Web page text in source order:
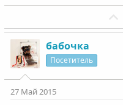
бабочка
Посетитель
27 Май 2015